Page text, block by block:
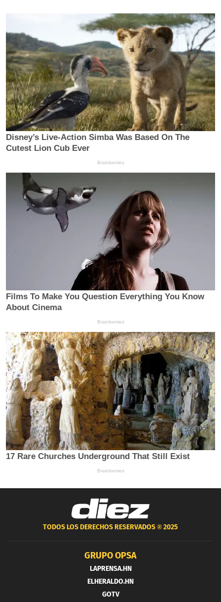
TODOS LOS DERECHOS RESERVADOS ®2025
GRUPO OPSA
LAPRENSA.HN
ELHERALDO.HN
GOTV